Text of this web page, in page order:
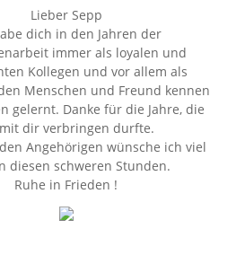
Lieber Sepp
dich in den Jahren der
immer als loyalen und
Kollegen und vor allem als
Menschen und Freund kennen
gelernt. Danke für die Jahre, die
dir verbringen durfte.
Angehörigen wünsche ich viel
diesen schweren Stunden.
Ruhe in Frieden !